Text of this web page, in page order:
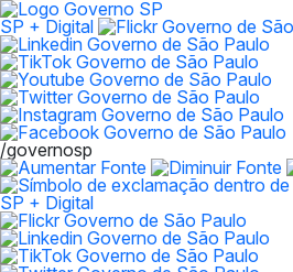
SP + Digital
/governosp
SP + Digital